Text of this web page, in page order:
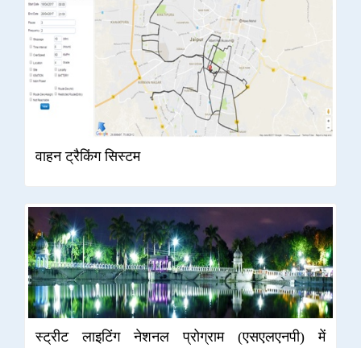
वाहन ट्रैकिंग सिस्टम
स्ट्रीट लाइटिंग नेशनल प्रोग्राम (एसएलएनपी) में